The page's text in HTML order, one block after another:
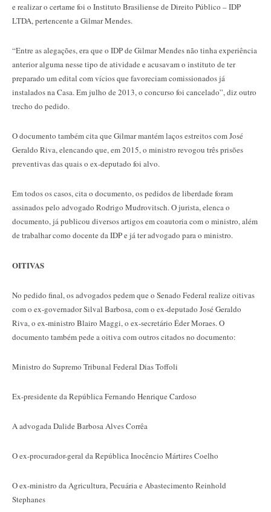
e realizar o certame foi o Instituto Brasiliense de Direito Público – IDP
LTDA, pertencente a Gilmar Mendes.
“Entre as alegações, era que o IDP de Gilmar Mendes não tinha experiência
anterior alguma nesse tipo de atividade e acusavam o instituto de ter
preparado um edital com vícios que favoreciam comissionados já
instalados na Casa. Em julho de 2013, o concurso foi cancelado”, diz outro
trecho do pedido.
O documento também cita que Gilmar mantém laços estreitos com José
Geraldo Riva, elencando que, em 2015, o ministro revogou três prisões
preventivas das quais o ex-deputado foi alvo.
Em todos os casos, cita o documento, os pedidos de liberdade foram
assinados pelo advogado Rodrigo Mudrovitsch. O jurista, elenca o
documento, já publicou diversos artigos em coautoria com o ministro, além
de trabalhar como docente da IDP e já ter advogado para o ministro.
OITIVAS
No pedido final, os advogados pedem que o Senado Federal realize oitivas
com o ex-governador Silval Barbosa, com o ex-deputado José Geraldo
Riva, o ex-ministro Blairo Maggi, o ex-secretário Éder Moraes. O
documento também pede a oitiva com outros citados no documento:
Ministro do Supremo Tribunal Federal Dias Toffoli
Ex-presidente da República Fernando Henrique Cardoso
A advogada Dalide Barbosa Alves Corrêa
O ex-procurador-geral da República Inocêncio Mártires Coelho
O ex-ministro da Agricultura, Pecuária e Abastecimento Reinhold
Stephanes